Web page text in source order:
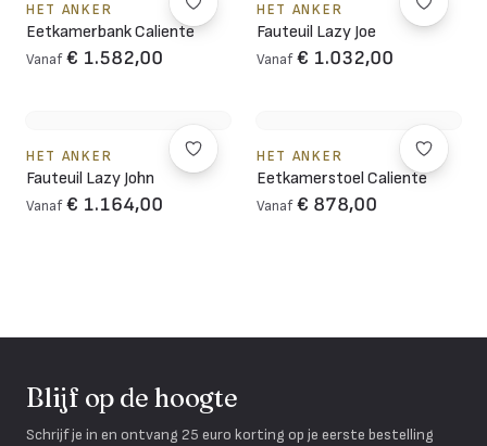
HET ANKER
Eetkamerbank Caliente
Vanaf € 1.582,00
HET ANKER
Fauteuil Lazy Joe
Vanaf € 1.032,00
HET ANKER
Fauteuil Lazy John
Vanaf € 1.164,00
HET ANKER
Eetkamerstoel Caliente
Vanaf € 878,00
Blijf op de hoogte
Schrijf je in en ontvang 25 euro korting op je eerste bestelling